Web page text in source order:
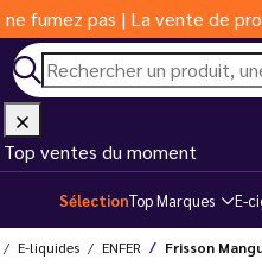
fumez pas | La vente de
Top ventes du moment
SélectionTop Marques E-
E-liquides ENFER Frisson